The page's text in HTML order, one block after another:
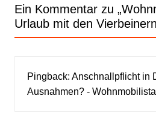
Ein Kommentar zu „
Urlaub mit den Vierbeinern
Pingback: Anschnallpflicht in
Ausnahmen? - Wohnmobilista